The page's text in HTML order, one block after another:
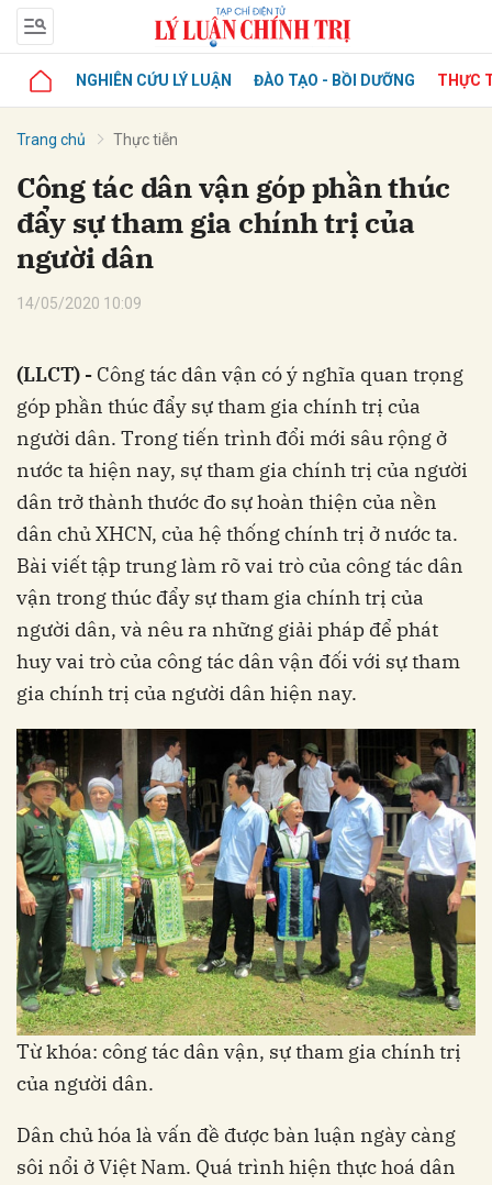
NGHIÊN CỨU LÝ LUẬN ĐÀO TẠO - BỒI DƯỠNG THỰC
Trang chủ Thực tiễn
Công tác dân vận góp phần thúc
đẩy sự tham gia chính trị của
người dân
14/05/2020 10:09
(LLCT) - Công tác dân vận có ý nghĩa quan trọng
góp phần thúc đẩy sự tham gia chính trị của
người dân. Trong tiến trình đổi mới sâu rộng ở
nước ta hiện nay, sự tham gia chính trị của người
dân trở thành thước đo sự hoàn thiện của nền
dân chủ XHCN, của hệ thống chính trị ở nước ta.
Bài viết tập trung làm rõ vai trò của công tác dân
vận trong thúc đẩy sự tham gia chính trị của
người dân, và nêu ra những giải pháp để phát
huy vai trò của công tác dân vận đối với sự tham
gia chính trị của người dân hiện nay.
Từ khóa: công tác dân vận, sự tham gia chính trị
của người dân.
Dân chủ hóa là vấn đề được bàn luận ngày càng
sôi nổi ở Việt Nam. Quá trình hiện thực hoá dân